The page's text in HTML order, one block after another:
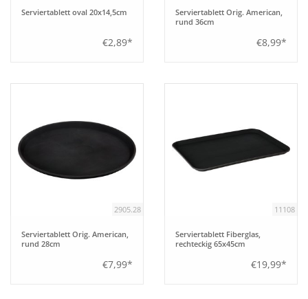
Küchenmöbel
Serviertablett oval 20x14,5cm
€2,89*
Serviertablett Orig. American,
rund 36cm
€8,99*
2905.28
Serviertablett Orig. American,
rund 28cm
€7,99*
11108
Serviertablett Fiberglas,
rechteckig 65x45cm
€19,99*